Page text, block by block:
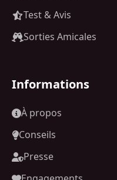
Test & Avis
Sorties Amicales
Informations
À propos
Conseils
Presse